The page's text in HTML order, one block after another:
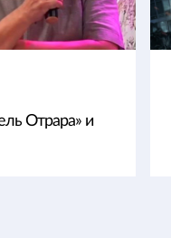
Отрара» и